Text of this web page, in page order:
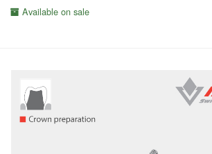
Available on sale